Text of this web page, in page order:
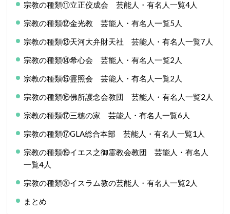
宗教の種類⑪立正佼成会 芸能人・有名人一覧4人
宗教の種類⑫金光教 芸能人・有名人一覧5人
宗教の種類⑬天河大弁財天社 芸能人・有名人一覧7人
宗教の種類⑭希心会 芸能人・有名人一覧2人
宗教の種類⑮霊照会 芸能人・有名人一覧2人
宗教の種類⑯佛所護念会教団 芸能人・有名人一覧2人
宗教の種類⑰三穂の家 芸能人・有名人一覧6人
宗教の種類⑰GLA総合本部 芸能人・有名人一覧1人
宗教の種類⑲イエス之御霊教会教団 芸能人・有名人
一覧4人
宗教の種類⑳イスラム教の芸能人・有名人一覧2人
まとめ